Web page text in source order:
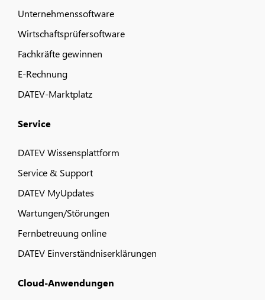
Unternehmenssoftware
Wirtschaftsprüfersoftware
Fachkräfte gewinnen
E-Rechnung
DATEV-Marktplatz
Service
DATEV Wissensplattform
Service & Support
DATEV MyUpdates
Wartungen/Störungen
Fernbetreuung online
DATEV Einverständniserklärungen
Cloud-Anwendungen